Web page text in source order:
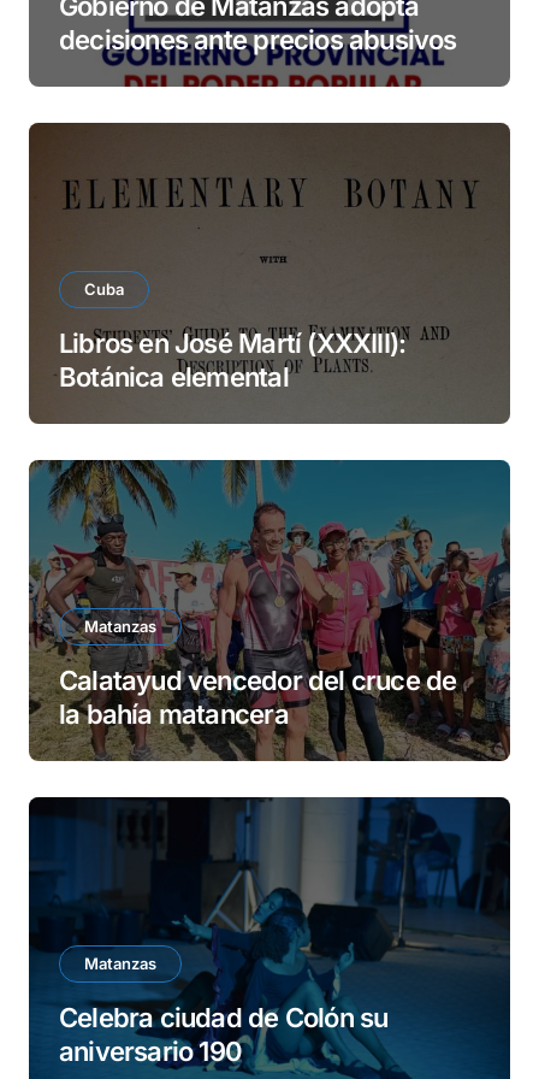
decisiones ante precios abusivos
Cuba
Libros en José Martí (XXXIII):
Botánica elemental
Matanzas
Calatayud vencedor del cruce de
la bahía matancera
Matanzas
Celebra ciudad de Colón su
aniversario 190